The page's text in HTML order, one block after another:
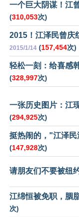
一个巨大阴谋！江
(310,053次)
2015！江泽民曾庆
2015/1/14 (157,454次)
轻松一刻：给喜感
(328,997次)
一张历史图片：江
(294,925次)
挺热闹的，"江泽
(147,928次)
请朋友们不要被纽
江绵恒被免职，胭
次)